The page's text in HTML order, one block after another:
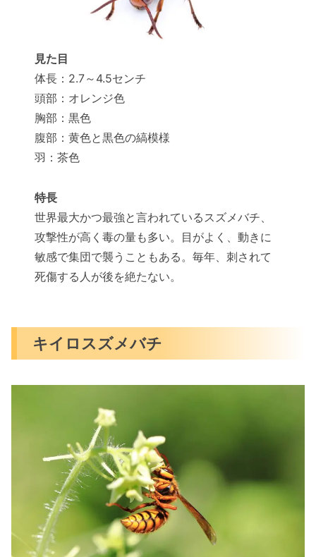
見た目
体長：2.7～4.5センチ
頭部：オレンジ色
胸部：黒色
腹部：黄色と黒色の縞模様
羽：茶色
特長
世界最大かつ最強と言われているスズメバチ、
攻撃性が高く毒の量も多い。目がよく、動きに
敏感で集団で襲うこともある。毎年、刺されて
死傷する人が後を絶たない。
キイロスズメバチ